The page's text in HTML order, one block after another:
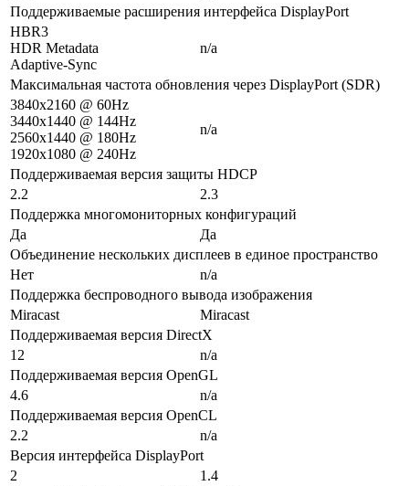
Поддерживаемые расширения интерфейса DisplayPort
HBR3
HDR Metadata
Adaptive-Sync
n/a
Максимальная частота обновления через DisplayPort (SDR)
3840x2160 @ 60Hz
3440x1440 @ 144Hz
2560x1440 @ 180Hz
1920x1080 @ 240Hz
n/a
Поддерживаемая версия защиты HDCP
2.2
2.3
Поддержка многомониторных конфигураций
Да
Да
Объединение нескольких дисплеев в единое пространство
Нет
n/a
Поддержка беспроводного вывода изображения
Miracast
Miracast
Поддерживаемая версия DirectX
12
n/a
Поддерживаемая версия OpenGL
4.6
n/a
Поддерживаемая версия OpenCL
2.2
n/a
Версия интерфейса DisplayPort
2
1.4